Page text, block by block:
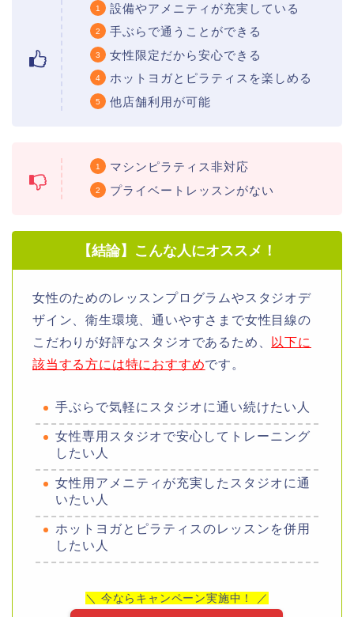
設備やアメニティが充実している
手ぶらで通うことができる
女性限定だから安心できる
ホットヨガとピラティスを楽しめる
他店舗利用が可能
マシンピラティス非対応
プライベートレッスンがない
【結論】こんな人にオススメ！
女性のためのレッスンプログラムやスタジオデ
ザイン、衛生環境、通いやすさまで女性目線の
こだわりが好評なスタジオであるため、
以下に
該当する方には特におすすめです 。
手ぶらで気軽にスタジオに通い続けたい人
女性専用スタジオで安心してトレーニング
したい人
女性用アメニティが充実したスタジオに通
いたい人
ホットヨガとピラティスのレッスンを併用
したい人
＼ 今ならキャンペーン実施中！ ／